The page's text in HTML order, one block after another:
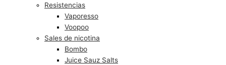
Resistencias
Vaporesso
Voopoo
Sales de nicotina
Bombo
Juice Sauz Salts